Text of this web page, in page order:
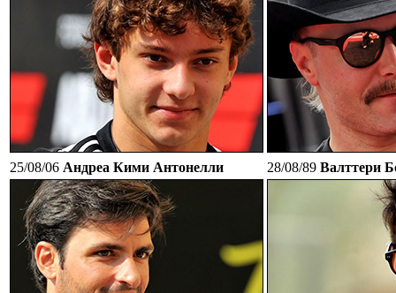
25/08/06 Андреа Кими Антонелли 28/08/89 Валттери